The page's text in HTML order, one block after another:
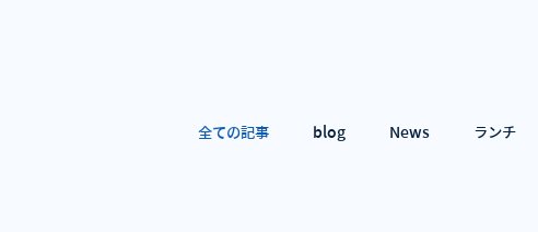
全ての記事 blog News ランチ